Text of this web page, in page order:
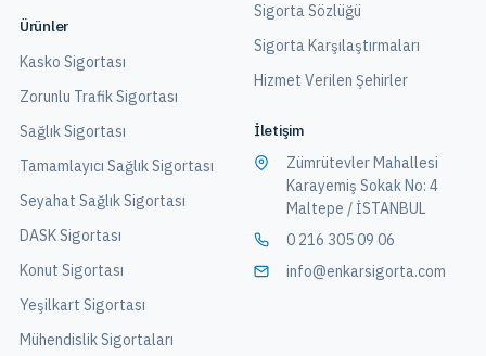
Ürünler
Kasko Sigortası
Zorunlu Trafik Sigortası
Sağlık Sigortası
Tamamlayıcı Sağlık Sigortası
Seyahat Sağlık Sigortası
DASK Sigortası
Konut Sigortası
Yeşilkart Sigortası
Mühendislik Sigortaları
Sigorta Sözlüğü
Sigorta Karşılaştırmaları
Hizmet Verilen Şehirler
İletişim
Zümrütevler Mahallesi
Karayemiş Sokak No: 4
Maltepe / İSTANBUL
0 216 305 09 06
info@enkarsigorta.com